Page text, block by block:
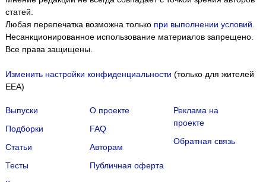
статей.
Любая перепечатка возможна только при выполнении условий.
Несанкционированное использование материалов запрещено.
Все права защищены.
Изменить настройки конфиденциальности (только для жителей
EEA)
Выпуски
Подборки
Статьи
Тесты
О проекте
FAQ
Авторам
Публичная оферта
Реклама на
проекте
Обратная связь